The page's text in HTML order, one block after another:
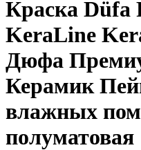
Краска Düfa
KeraLine
Дюфа
Керамик
влажных
полуматовая